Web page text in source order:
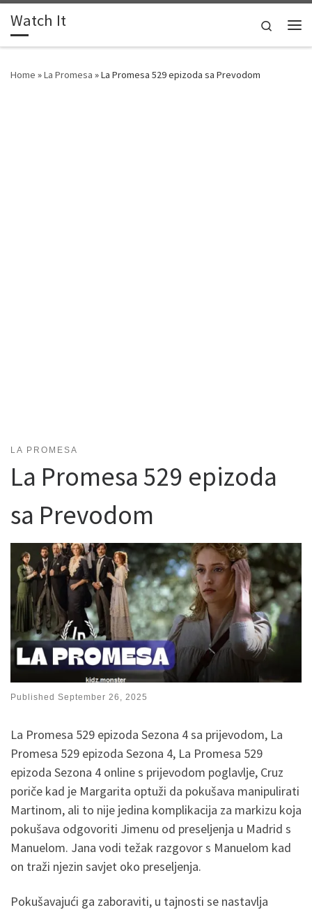
Skip to content
Watch It
Search
Home »La Promesa »La Promesa 529 epizoda sa Prevodom
LA PROMESA
La Promesa 529 epizoda
sa Prevodom
Published September 26, 2025
La Promesa 529 epizoda Sezona 4 sa prijevodom, La
Promesa 529 epizoda Sezona 4, La Promesa 529
epizoda Sezona 4 online s prijevodom poglavlje, Cruz
poriče kad je Margarita optuži da pokušava manipulirati
Martinom, ali to nije jedina komplikacija za markizu koja
pokušava odgovoriti Jimenu od preseljenja u Madrid s
Manuelom. Jana vodi težak razgovor s Manuelom kad
on traži njezin savjet oko preseljenja.
Pokušavajući ga zaboraviti, u tajnosti se nastavlja